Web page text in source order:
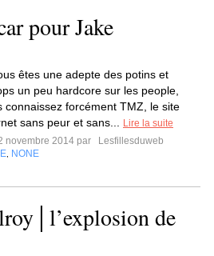
pour Jake
êtes une adepte des potins et
un peu hardcore sur les people,
connaissez forcément TMZ, le site
sans peur et sans...
Lire la suite
novembre 2014 par
Lesfillesduweb
NONE
de